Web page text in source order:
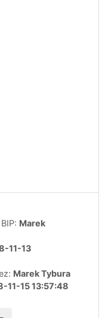
Marek
11-13
Marek Tybura
11-15 13:57:48